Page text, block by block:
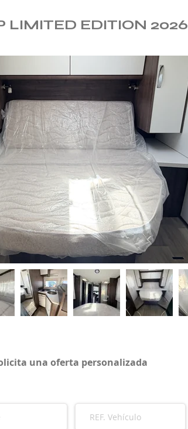
LIMITED EDITION 2026
una oferta personalizada